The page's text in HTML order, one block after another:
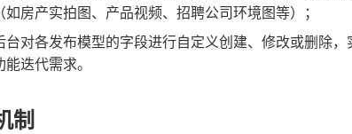
房产实拍图、产品视频、招聘公司环境图等）；
台对各发布模型的字段进行自定义创建、修改或删除
迭代需求。
制